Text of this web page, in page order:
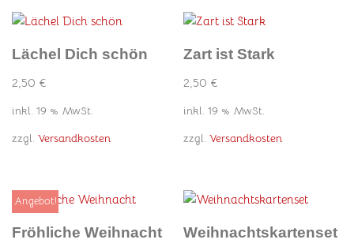
Lächel Dich schön
2,50 €
inkl. 19 % MwSt.
zzgl. Versandkosten
Zart ist Stark
2,50 €
inkl. 19 % MwSt.
zzgl.Versandkosten
Angebot!
Fröhliche Weihnacht Weihnachtskartenset